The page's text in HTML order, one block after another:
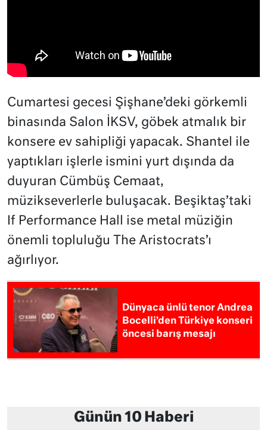
Cumartesi gecesi Şişhane’deki görkemli
binasında Salon İKSV, göbek atmalık bir
konsere ev sahipliği yapacak. Shantel ile
yaptıkları işlerle ismini yurt dışında da
duyuran Cümbüş Cemaat,
müzikseverlerle buluşacak. Beşiktaş’taki
If Performance Hall ise metal müziğin
önemli topluluğu The Aristocrats’ı
ağırlıyor.
Dünyaca ünlü tenor Andrea
Bocelli’den Türkiye konseri
öncesi barış mesajı
Günün 10 Haberi